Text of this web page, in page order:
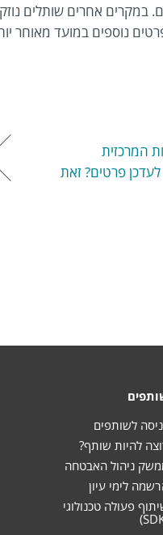
אחרים שותלים
נוספים במועד מאוחר
המרכזית
פרטים? זאת
לשותפים
להיות שותף?
ניהול האבטחה
לימי עיון
פעולה טכנולוגי